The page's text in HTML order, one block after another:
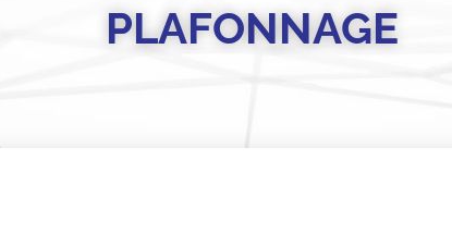
PLAFONNAGE